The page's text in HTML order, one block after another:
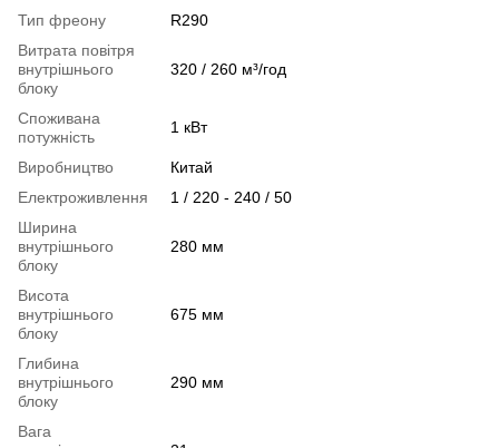
Тип фреону
R290
Витрата повітря
внутрішнього
блоку
320 / 260 м³/год
Споживана
потужність
1 кВт
Виробництво
Китай
Електроживлення
1 / 220 - 240 / 50
Ширина
внутрішнього
блоку
280 мм
Висота
внутрішнього
блоку
675 мм
Глибина
внутрішнього
блоку
290 мм
Вага